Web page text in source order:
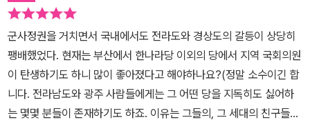
지의 헌신적인 사랑을 깨닫고 생활은 어려웠지만 그 어느 때보다 가
까워지게 된다.시간은 우리를 기다려주지 않는다고 했던가. 아미르가
결혼하자마자 바바는 암이 전이되어 돌아가시고 만다. 다행히 그에게
는 아내가 있었고 아내의 가족이 있었다. 그리고 어릴적부터 원했던
소설가가 되어 네 권의 책도 펴냈다. 한가지 아쉬운 것은 아무런 문제
가 없음에도 불구하고 15년 동안 아이가 없다는 것.그러던 어느 날 아
버지의 오랜 파트너인 라힘 칸으로부터 연락이 온다. 병 때문에 파키
은 제각기 여러가지 실수를 하지만 그 실수를 만회하기 위한 나름의
노력도 참많이 한다. 그 속에서 책임감을 느낄수 있었다.주인공 아미
르두려움과 아버지의 사랑을 얻고자 하는 비겁함으로 인해서 하산의
위험을 모른척하고 내쫓기는 하지만 그 아들을 구함으로써 마음의 빚
을 갚는다.또한 자신의 약한 면을 알기에 다른 사람의 허물을 감싸안
아 줄수 있는 사람으로 성장을 한다.그 내면의 마음을 가다듬기 위한
에 유리가루를 먹이는 것도 우리나라와 통하는 점이라 놀랐다. 둘째
는, 소련 침공 이전의 아프가니스탄의 평화로움과 아름다운 자연 그
리고 순박한 사람들과 상류 사회의 문화(음식, 놀이 등)에 놀랐다. 9
시 뉴스에서만 보던 중동 전쟁 속의 아프가니스탄의 폐허같은 모습과
너무 대조적인 풍경들이 아름답게 묘사되어 있어, 전쟁으로 고통받고
있는 아프가니스탄 민간인들의 참상이 너무나 뼈아프게 다가왔다. 셋
째, 어린시절 자신의 하인이었던 하산이 이복동생이었음을 알게 되고
군사정권을 거치면서 국내에서도 전라도와 경상도의 갈등이 상당히
팽배했었다. 현재는 부산에서 한나라당 이외의 당에서 지역 국회의원
이 탄생하기도 하니 많이 좋아졌다고 해야하나요?(정말 소수이긴 합
니다. 전라남도와 광주 사람들에게는 그 어떤 당을 지독히도 싫어하
는 몇몇 분들이 존재하기도 하죠. 이유는 그들의, 그 세대의 친구들과